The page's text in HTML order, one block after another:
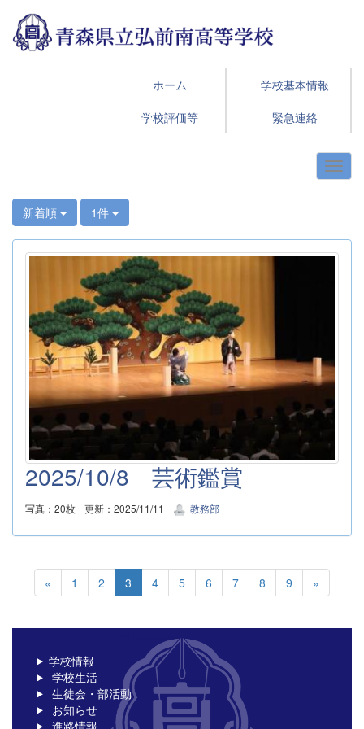
ホーム
学校基本情報
学校評価等
緊急連絡
新着順 1件
2025/10/8 芸術鑑賞
写真：20枚 更新：2025/11/11 教務部
« 1 2 3 4 5 6 7 8 9 »
学校情報
学校生活
生徒会・部活動
お知らせ
進路情報